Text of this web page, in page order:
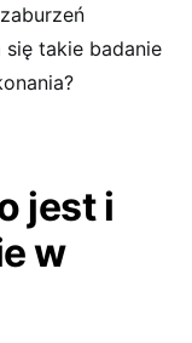
takie badanie
jest i
w